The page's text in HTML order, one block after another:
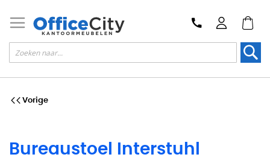
Bureaustoel Interstuhl
Vorige